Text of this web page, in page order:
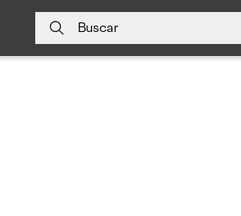
Buscar